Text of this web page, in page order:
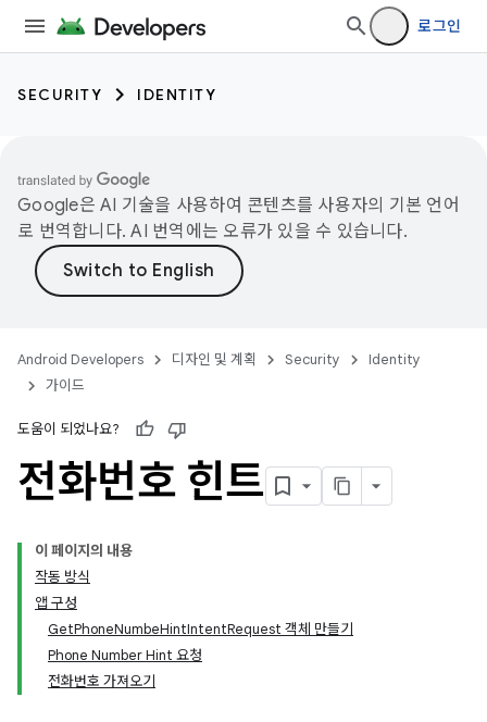
로그인
SECURITY IDENTITY
Google은 AI 기술을 사용하여 콘텐츠를 사용자의 기본 언어
로 번역합니다. AI 번역에는 오류가 있을 수 있습니다.
Android Developers 디자인 및 계획 Security
Identity
가이드
도움이 되었나요?
전화번호 힌트
이 페이지의 내용
작동 방식
앱 구성
GetPhoneNumbeHintIntentRequest 객체 만들기
Phone Number Hint 요청
전화번호 가져오기